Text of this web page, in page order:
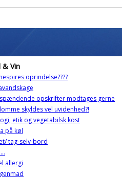
& Vin
oprindelse????
opskrifter modtages gerne
skyldes vel uvidenhed?!
etik og vegetabilsk kost
på køl
tag-selv-bord
allergi